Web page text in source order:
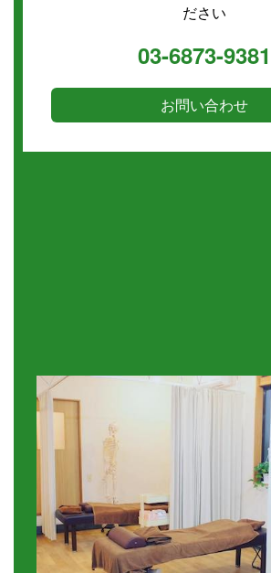
ださい
03-6873-9381
お問い合わせ